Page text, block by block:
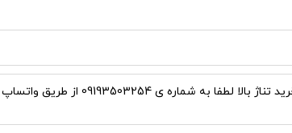
برای استعلام قیمت خرید تناژ بالا لطفا به شماره ی 09193503254